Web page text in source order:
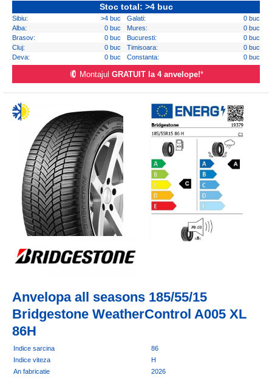
Stoc total: >4 buc
Sibiu: >4 buc Galati:
0 buc
Alba:
0 buc Mures:
0 buc
Brasov:
0 buc Bucuresti:
0 buc
Cluj:
0 buc Timisoara:
0 buc
Deva:
0 buc Constanta: 0 buc
Montajul GRATUIT la 4 anvelope!*
Anvelopa all seasons 185/55/15
Bridgestone WeatherControl A005 XL
86H
Indice sarcina
86
Indice viteza
H
An fabricatie
2026